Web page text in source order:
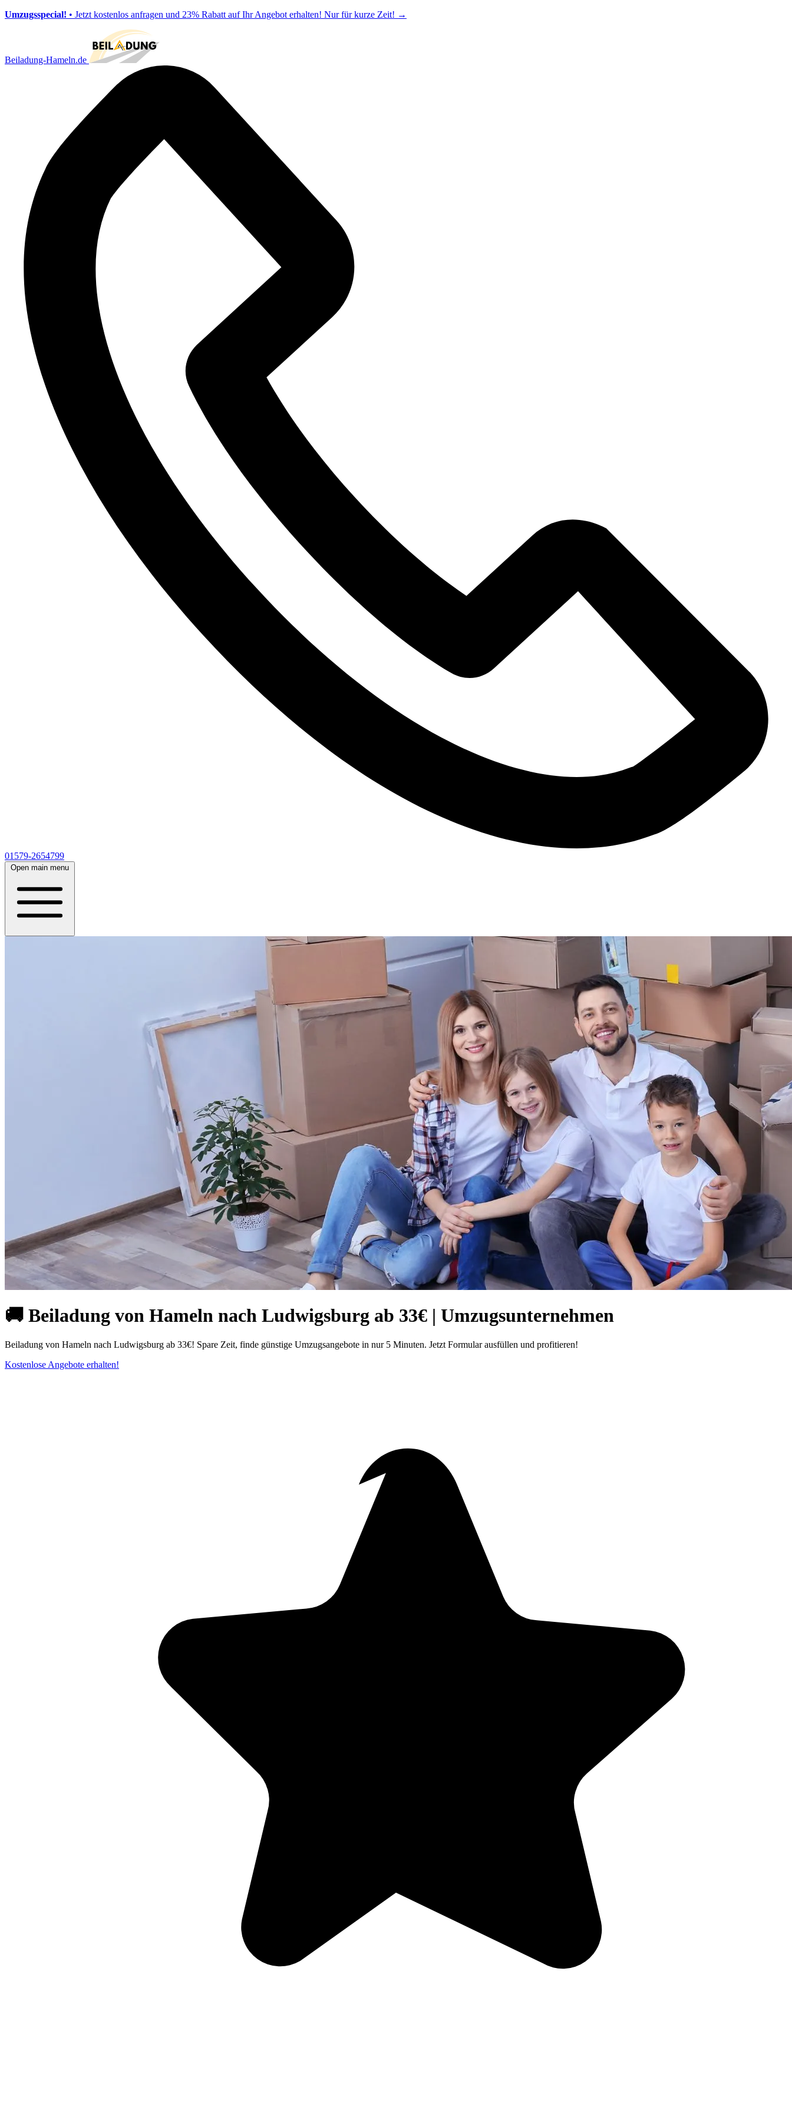
Umzugsspecial! • Jetzt kostenlos anfragen und 23% Rabatt auf Ihr Angebot erhalten! Nur für kurze Zeit! →
Beiladung-Hameln.de
01579-2654799
Open main menu
🚚 Beiladung von Hameln nach Ludwigsburg ab 33€ | Umzugsunternehmen
Beiladung von Hameln nach Ludwigsburg ab 33€! Spare Zeit, finde günstige Umzugsangebote in nur 5 Minuten. Jetzt Formular ausfüllen und profitieren!
Kostenlose Angebote erhalten!